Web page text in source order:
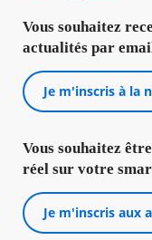
Vous souhaitez
actualités par
Je m'inscris à la
Vous souhaitez
réel sur votre
Je m'inscris aux